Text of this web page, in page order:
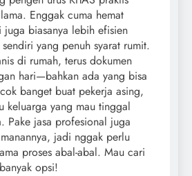
Enggak cuma hemat
juga biasanya lebih efisien
yang penuh syarat rumit.
di rumah, terus dokumen
hari—bahkan ada yang bisa
banget buat pekerja asing,
keluarga yang mau tinggal
Pake jasa profesional juga
jadi nggak perlu
proses abal-abal. Mau cari
opsi!